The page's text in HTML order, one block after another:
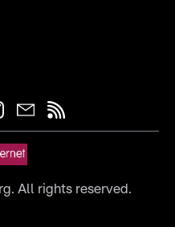
All rights reserved.